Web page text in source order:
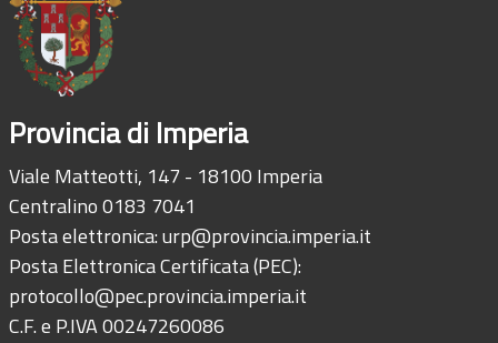
Provincia di Imperia
Viale Matteotti, 147 - 18100 Imperia
Centralino 0183 7041
Posta elettronica:urp@provincia.imperia.it
Posta Elettronica Certificata (PEC):
protocollo@pec.provincia.imperia.it
C.F. e P.IVA 00247260086